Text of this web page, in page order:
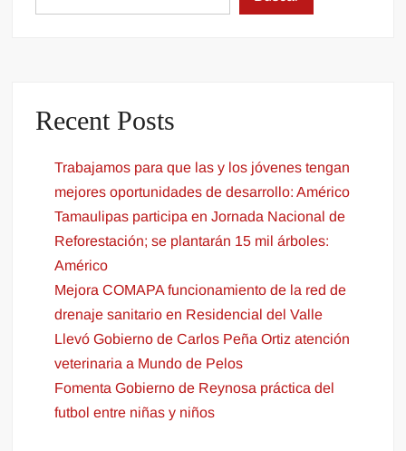
Recent Posts
Trabajamos para que las y los jóvenes tengan
mejores oportunidades de desarrollo: Américo
Tamaulipas participa en Jornada Nacional de
Reforestación; se plantarán 15 mil árboles:
Américo
Mejora COMAPA funcionamiento de la red de
drenaje sanitario en Residencial del Valle
Llevó Gobierno de Carlos Peña Ortiz atención
veterinaria a Mundo de Pelos
Fomenta Gobierno de Reynosa práctica del
futbol entre niñas y niños